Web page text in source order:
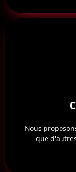
Nous
que